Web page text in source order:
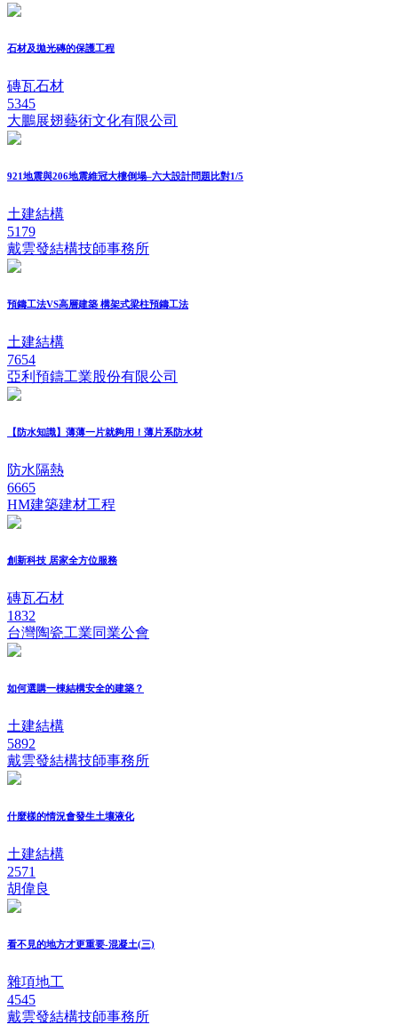
石材及拋光磚的保護工程
磚瓦石材
5345
大鵬展翅藝術文化有限公司
921地震與206地震維冠大樓倒塌–六大設計問題比對1/5
土建結構
5179
戴雲發結構技師事務所
預鑄工法VS高層建築 構架式梁柱預鑄工法
土建結構
7654
亞利預鑄工業股份有限公司
【防水知識】薄薄一片就夠用！薄片系防水材
防水隔熱
6665
HM建築建材工程
創新科技 居家全方位服務
磚瓦石材
1832
台灣陶瓷工業同業公會
如何選購一棟結構安全的建築？
土建結構
5892
戴雲發結構技師事務所
什麼樣的情況會發生土壤液化
土建結構
2571
胡偉良
看不見的地方才更重要-混凝土(三)
雜項地工
4545
戴雲發結構技師事務所